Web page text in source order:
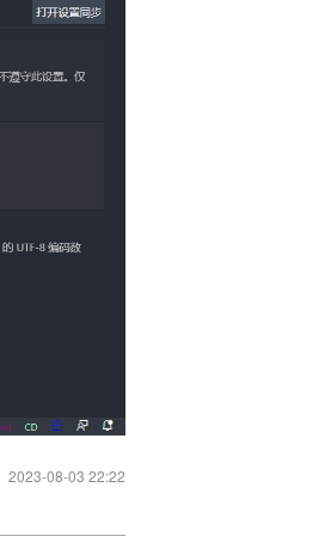
2023-08-03 22:22